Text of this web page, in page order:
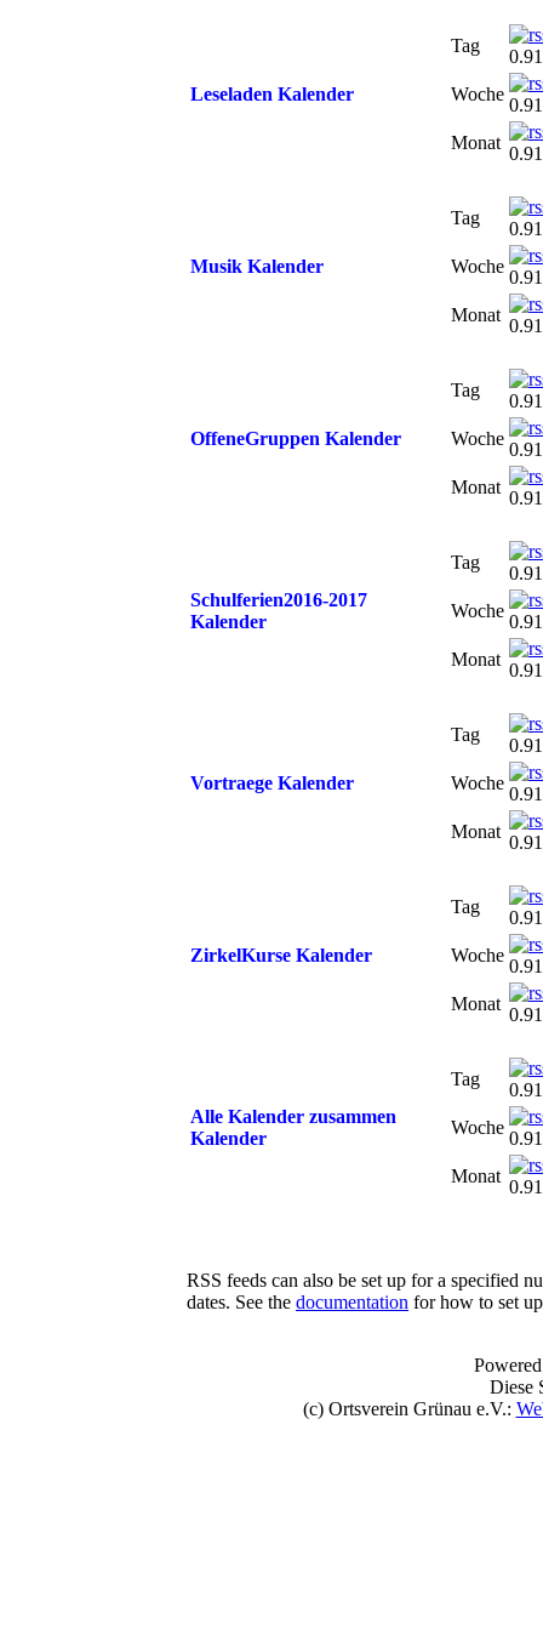
Leseladen Kalender
Tag
0.91
Woche
0.91
Monat
0.91
Musik Kalender
Tag
0.91
Woche
0.91
Monat
0.91
OffeneGruppen Kalender
Tag
0.91
Woche
0.91
Monat
0.91
Schulferien2016-2017
Kalender
Tag
0.91
Woche
0.91
Monat
0.91
Vortraege Kalender
Tag
0.91
Woche
0.91
Monat
0.91
ZirkelKurse Kalender
Tag
0.91
Woche
0.91
Monat
0.91
Alle Kalender zusammen
Kalender
Tag
0.91
Woche
0.91
Monat
0.91
RSS feeds can also be set up for a specified
dates. See the documentation for how to set
Diese
(c) Ortsverein Grünau e.V.: